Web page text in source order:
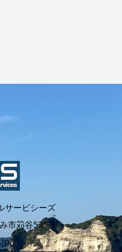
サービシーズ
市苅谷535-3